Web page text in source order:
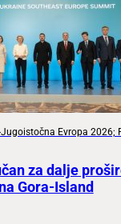
Evropa 2026;
za dalje
Gora-Island